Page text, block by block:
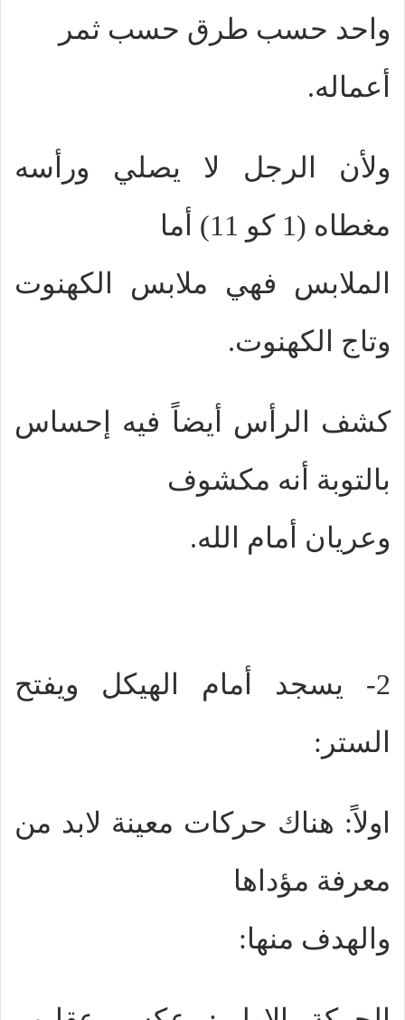
واحد حسب طرق حسب ثمر
أعماله.
ولأن الرجل لا يصلي ورأسه
مغطاه (1 كو 11) أما
الملابس فهي ملابس الكهنوت
وتاج الكهنوت.
كشف الرأس أيضاً فيه إحساس
بالتوبة أنه مكشوف
وعريان أمام الله.
2- يسجد أمام الهيكل ويفتح
الستر:
اولاً: هناك حركات معينة لابد من
معرفة مؤداها
والهدف منها: